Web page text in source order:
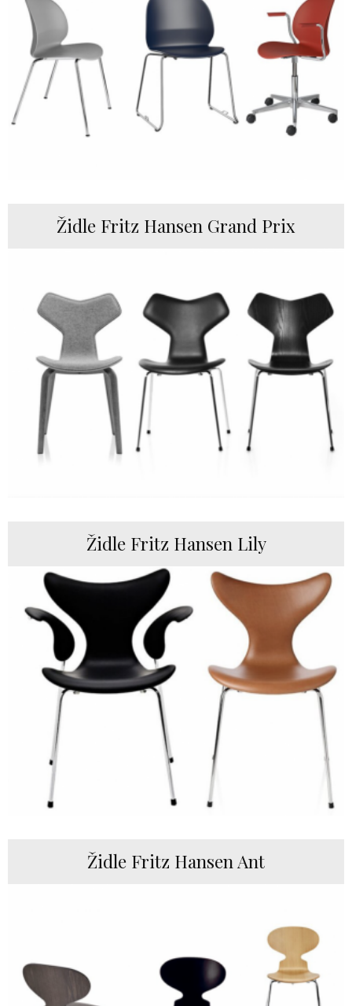
Židle Fritz Hansen Grand Prix
Židle Fritz Hansen Lily
Židle Fritz Hansen Ant